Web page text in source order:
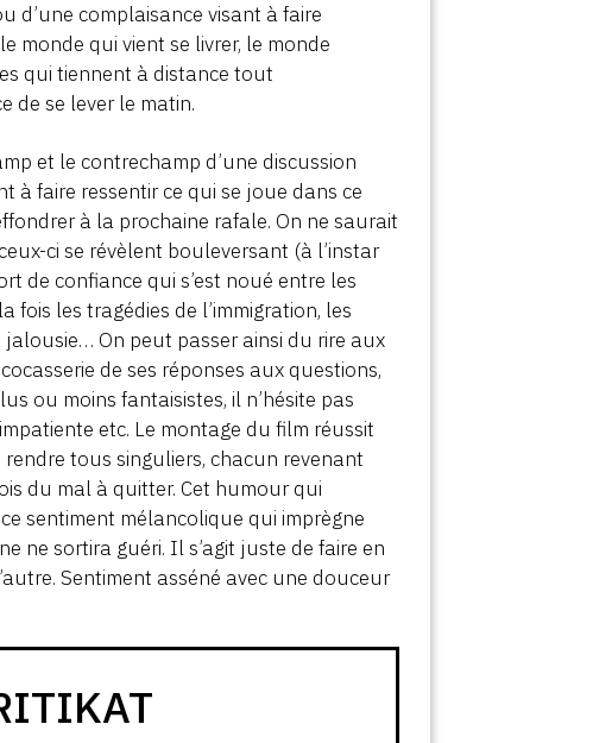
d’une complaisance visant à faire
monde qui vient se livrer, le monde
qui tiennent à distance tout
de se lever le matin.
et le contrechamp d’une discussion
à faire ressentir ce qui se joue dans ce
à la prochaine rafale. On ne saurait
ci se révèlent bouleversant (à l’instar
de confiance qui s’est noué entre les
les tragédies de l’immigration, les
On peut passer ainsi du rire aux
de ses réponses aux questions,
ou moins fantaisistes, il n’hésite pas
etc. Le montage du film réussit
tous singuliers, chacun revenant
du mal à quitter. Cet humour qui
sentiment mélancolique qui imprègne
ne sortira guéri. Il s’agit juste de faire en
Sentiment asséné avec une douceur